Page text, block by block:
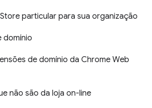
particular para sua organização
domínio
de domínio da Chrome Web
não são da loja on-line